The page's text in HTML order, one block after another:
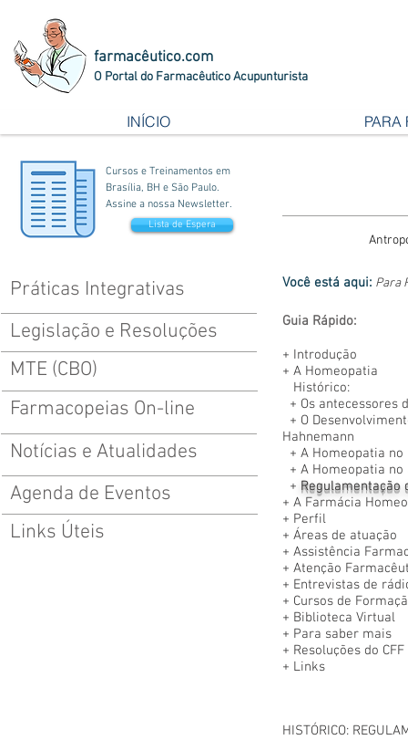
farmacêutico.com
O Portal do Farmacêutico Acupunturista
INÍCIO PARA
Cursos e Treinamentos em
Brasília, BH e São Paulo.
Assine a nossa Newsletter.
Lista de Espera
Práticas Integrativas
Legislação e Resoluções
MTE (CBO)
Farmacopeias On-line
Notícias e Atualidades
Agenda de Eventos
Links Úteis
Você está aqui: Para
Guia Rápido:
+ Introdução
+ A Homeopatia
Histórico:
+ Os antecessores
+ O
Hahnemann
+ A Homeopatia no
+ A Homeopatia no
+ Regulamentação
+ A Farmácia
+ Perfil
+ Áreas de atuação
+ Assistência
+ Atenção
+ Entrevistas de
+ Cursos de
+ Biblioteca Virtual
+ Para saber mais
+ Resoluções do CFF
+ Links
HISTÓRICO: